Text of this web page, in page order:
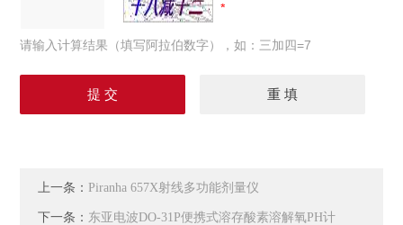
请输入计算结果（填写阿拉伯数字），如：三加四=7
上一条： Piranha 657X射线多功能剂量仪
下一条： 东亚电波DO-31P便携式溶存酸素溶解氧PH计